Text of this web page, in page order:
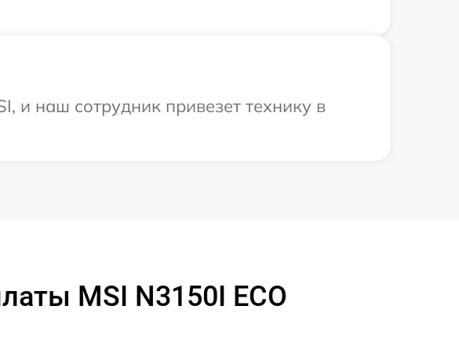
и наш сотрудник привезет технику в
MSI N3150I ECO